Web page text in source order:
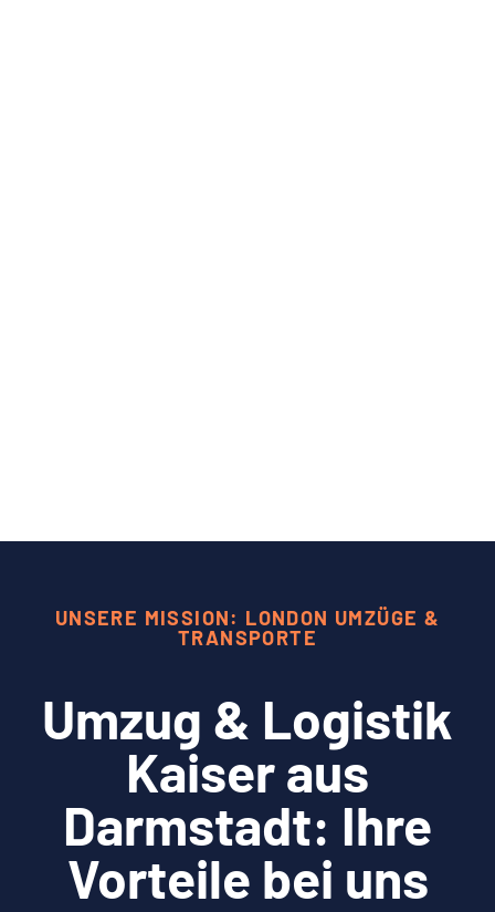
UNSERE MISSION: LONDON UMZÜGE &
TRANSPORTE
Umzug & Logistik
Kaiser aus
Darmstadt: Ihre
Vorteile bei uns